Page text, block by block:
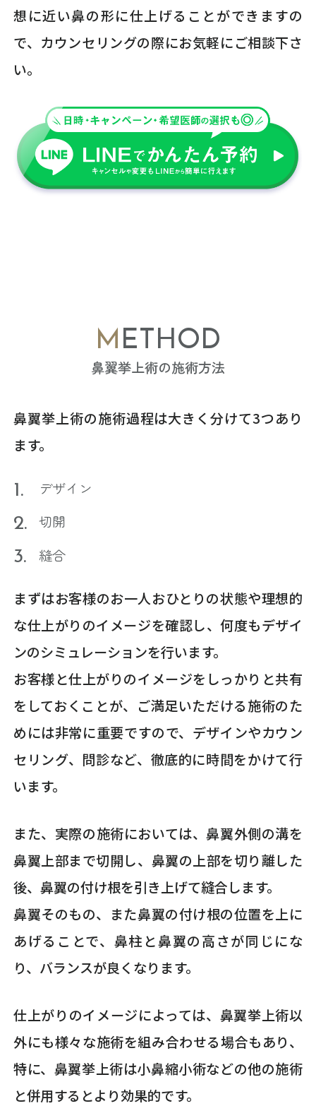
想に近い鼻の形に仕上げることができますの
で、カウンセリングの際にお気軽にご相談下さ
い。
METHOD
鼻翼挙上術の施術方法
鼻翼挙上術の施術過程は大きく分けて3つあり
ます。
デザイン
切開
縫合
まずはお客様のお一人おひとりの状態や理想的
な仕上がりのイメージを確認し、何度もデザイ
ンのシミュレーションを行います。
お客様と仕上がりのイメージをしっかりと共有
をしておくことが、ご満足いただける施術のた
めには非常に重要ですので、デザインやカウン
セリング、問診など、徹底的に時間をかけて行
います。
また、実際の施術においては、鼻翼外側の溝を
鼻翼上部まで切開し、鼻翼の上部を切り離した
後、鼻翼の付け根を引き上げて縫合します。
鼻翼そのもの、また鼻翼の付け根の位置を上に
あげることで、鼻柱と鼻翼の高さが同じにな
り、バランスが良くなります。
仕上がりのイメージによっては、鼻翼挙上術以
外にも様々な施術を組み合わせる場合もあり、
特に、鼻翼挙上術は小鼻縮小術などの他の施術
と併用するとより効果的です。